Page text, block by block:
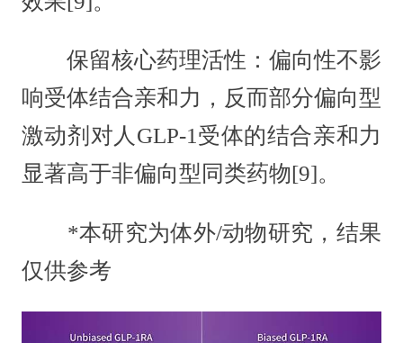
保留核心药理活性：偏向性不影
响受体结合亲和力，反而部分偏向型
激动剂对人GLP-1受体的结合亲和力
显著高于非偏向型同类药物[9]。
*本研究为体外/动物研究，结果
仅供参考